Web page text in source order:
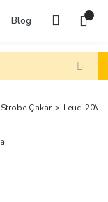
Blog
Strobe Çakar Leuci 20W